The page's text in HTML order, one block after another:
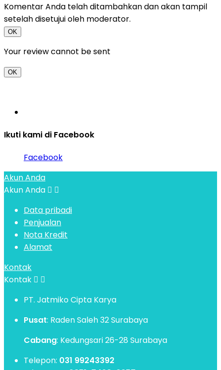
Komentar Anda telah ditambahkan dan akan tampil
setelah disetujui oleh moderator.
OK
Your review cannot be sent
OK
Ikuti kami di Facebook
Facebook
Akun Anda
Akun Anda  
Data pribadi
Penjualan
Nota Kredit
Alamat
Kontak
Kontak  
PT. Jatmiko Cipta Karya
Pusat: Raden Saleh 32 Surabaya
Cabang: Kedungsari 26-28 Surabaya
Telepon: 031 99243392